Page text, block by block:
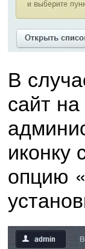
В
сайт
иконку
опцию